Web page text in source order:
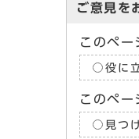
ご意見を
このペー
役に
このペー
見つ